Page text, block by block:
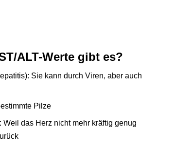
ALT-Werte gibt es?
Sie kann durch Viren, aber auch
Pilze
Weil das Herz nicht mehr kräftig genug